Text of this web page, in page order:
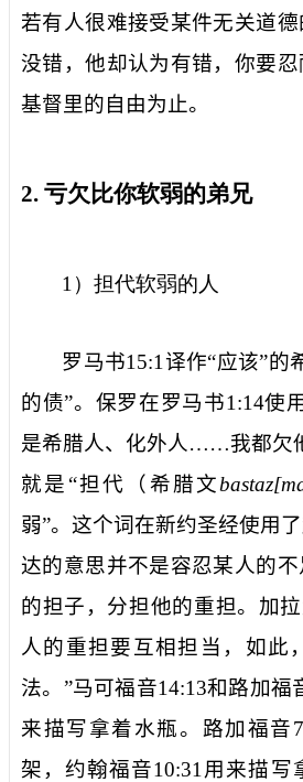
若有人很难接受某件无关道
没错，他却认为有错，你要
基督里的自由为止。
2. 亏欠比你软弱的弟兄
1 ）担代软弱的人
罗马书15:1 译作“应该”
的债”。保罗在罗马书1:14使
是希腊人、化外人……我都欠
就是“担代（希腊文
弱”。这个词在新约圣经使用
达的意思并不是容忍某人的
的担子，分担他的重担。加
人的重担要互相担当，如此
法。”马可福音14:13和路加福
来描写拿着水瓶。路加福音
架，约翰福音10:31 用来描写